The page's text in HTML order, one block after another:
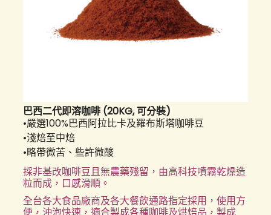
巴西二代即溶咖啡 (20KG, 可分裝)
•嚴選100%巴西阿拉比卡及羅布斯塔咖啡豆
•淺焙至中焙
•略帶微苦、些許微酸
採非基改咖啡豆且無農藥殘留，由高科技噴霧乾燥造
粒而成，口感滑順。
全台各大食品廠商及各大餐飲通路指定採用，使用方